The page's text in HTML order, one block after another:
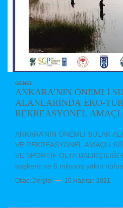
GENEL
ANKARA’NIN ÖNEMLİ
ALANLARINDA EKO-
REKREASYONEL
PROJESİ
ANKARA’NIN ÖNEMLİ SULAK
VE REKREASYONEL AMAÇLI
VE SPORTİF OLTA BALIKÇILIĞI
başkenti ve 6 milyona yakın
statüsünde...
Oltacı Dergisi 10 Haziran 2021